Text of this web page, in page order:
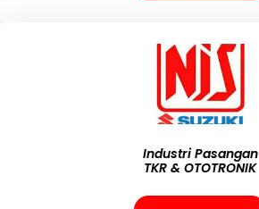
Industri Pasangan
TKR & OTOTRONIK